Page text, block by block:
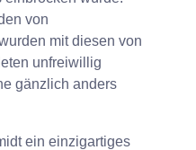
von
mit diesen von
unfreiwillig
gänzlich anders
ein einzigartiges